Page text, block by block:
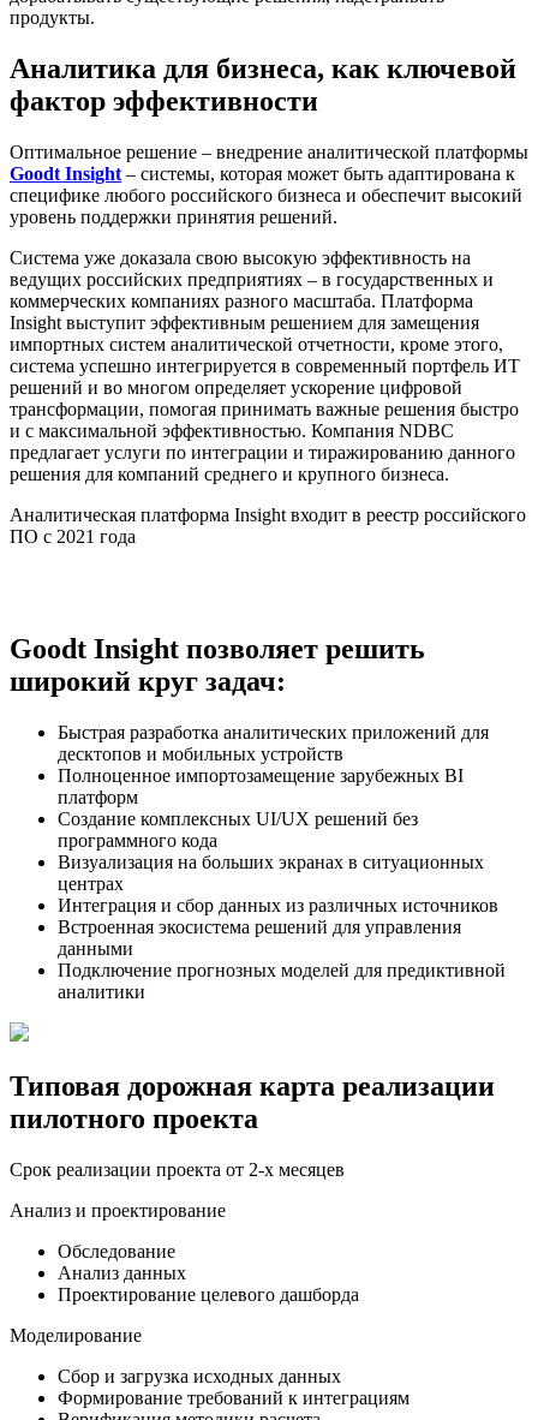
продукты.
Аналитика для бизнеса, как ключевой
фактор эффективности
Оптимальное решение – внедрение аналитической платформы
Goodt Insight – системы, которая может быть адаптирована к
специфике любого российского бизнеса и обеспечит высокий
уровень поддержки принятия решений.
Система уже доказала свою высокую эффективность на
ведущих российских предприятиях – в государственных и
коммерческих компаниях разного масштаба. Платформа
Insight выступит эффективным решением для замещения
импортных систем аналитической отчетности, кроме этого,
система успешно интегрируется в современный портфель ИТ
решений и во многом определяет ускорение цифровой
трансформации, помогая принимать важные решения быстро
и с максимальной эффективностью. Компания NDBC
предлагает услуги по интеграции и тиражированию данного
решения для компаний среднего и крупного бизнеса.
Аналитическая платформа Insight входит в реестр российского
ПО с 2021 года
Goodt Insight позволяет решить
широкий круг задач:
Быстрая разработка аналитических приложений для
десктопов и мобильных устройств
Полноценное импортозамещение зарубежных BI
платформ
Создание комплексных UI/UX решений без
программного кода
Визуализация на больших экранах в ситуационных
центрах
Интеграция и сбор данных из различных источников
Встроенная экосистема решений для управления
данными
Подключение прогнозных моделей для предиктивной
аналитики
Типовая дорожная карта реализации
пилотного проекта
Срок реализации проекта от 2-х месяцев
Анализ и проектирование
Обследование
Анализ данных
Проектирование целевого дашборда
Моделирование
Сбор и загрузка исходных данных
Формирование требований к интеграциям